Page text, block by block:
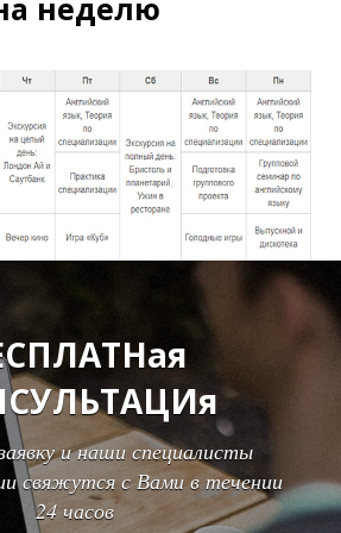
и наши специалисты
свяжутся с Вами в течении
24 часов